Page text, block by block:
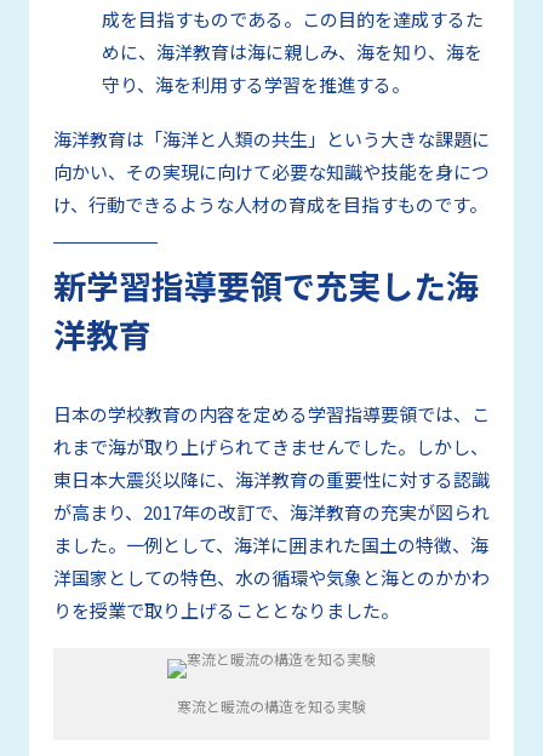
成を目指すものである。この目的を達成するた
めに、海洋教育は海に親しみ、海を知り、海を
守り、海を利用する学習を推進する。
海洋教育は「海洋と人類の共生」という大きな課題に
向かい、その実現に向けて必要な知識や技能を身につ
け、行動できるような人材の育成を目指すものです。
新学習指導要領で充実した海
洋教育
日本の学校教育の内容を定める学習指導要領では、こ
れまで海が取り上げられてきませんでした。しかし、
東日本大震災以降に、海洋教育の重要性に対する認識
が高まり、2017年の改訂で、海洋教育の充実が図られ
ました。一例として、海洋に囲まれた国土の特徴、海
洋国家としての特色、水の循環や気象と海とのかかわ
りを授業で取り上げることとなりました。
寒流と暖流の構造を知る実験